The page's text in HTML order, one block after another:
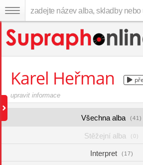
Karel Heřman
upravit informace
Všechna alba (41)
Stěžejní alba (0)
Interpret (17)